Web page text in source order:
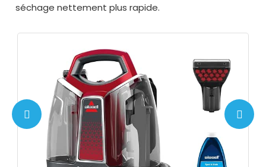
séchage nettement plus rapide.